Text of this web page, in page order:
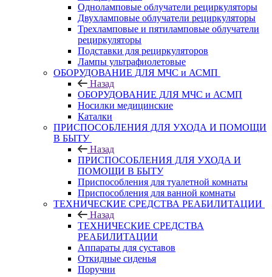
Одноламповые облучатели рециркуляторы
Двухламповые облучатели рециркуляторы
Трехламповые и пятиламповые облучатели
рециркуляторы
Подставки для рециркуляторов
Лампы ультрафиолетовые
ОБОРУДОВАНИЕ ДЛЯ МЧС и АСМП
Назад
ОБОРУДОВАНИЕ ДЛЯ МЧС и АСМП
Носилки медицинские
Каталки
ПРИСПОСОБЛЕНИЯ ДЛЯ УХОДА И ПОМОЩИ
В БЫТУ
Назад
ПРИСПОСОБЛЕНИЯ ДЛЯ УХОДА И
ПОМОЩИ В БЫТУ
Приспособления для туалетной комнаты
Приспособления для ванной комнаты
ТЕХНИЧЕСКИЕ СРЕДСТВА РЕАБИЛИТАЦИИ
Назад
ТЕХНИЧЕСКИЕ СРЕДСТВА
РЕАБИЛИТАЦИИ
Аппараты для суставов
Откидные сиденья
Поручни